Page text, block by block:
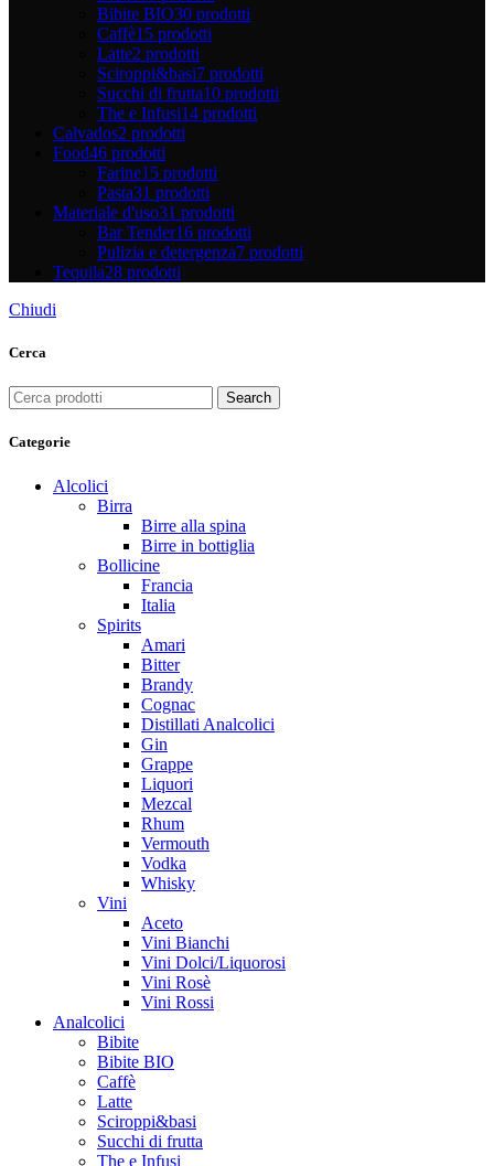
Bibite BIO30 prodotti
Caffè15 prodotti
Latte2 prodotti
Sciroppi&basi7 prodotti
Succhi di frutta10 prodotti
The e Infusi14 prodotti
Calvados2 prodotti
Food46 prodotti
Farine15 prodotti
Pasta31 prodotti
Materiale d'uso31 prodotti
Bar Tender16 prodotti
Pulizia e detergenza7 prodotti
Tequila28 prodotti
Chiudi
Cerca
Search
Categorie
Alcolici
Birra
Birre alla spina
Birre in bottiglia
Bollicine
Francia
Italia
Spirits
Amari
Bitter
Brandy
Cognac
Distillati Analcolici
Gin
Grappe
Liquori
Mezcal
Rhum
Vermouth
Vodka
Whisky
Vini
Aceto
Vini Bianchi
Vini Dolci/Liquorosi
Vini Rosè
Vini Rossi
Analcolici
Bibite
Bibite BIO
Caffè
Latte
Sciroppi&basi
Succhi di frutta
The e Infusi